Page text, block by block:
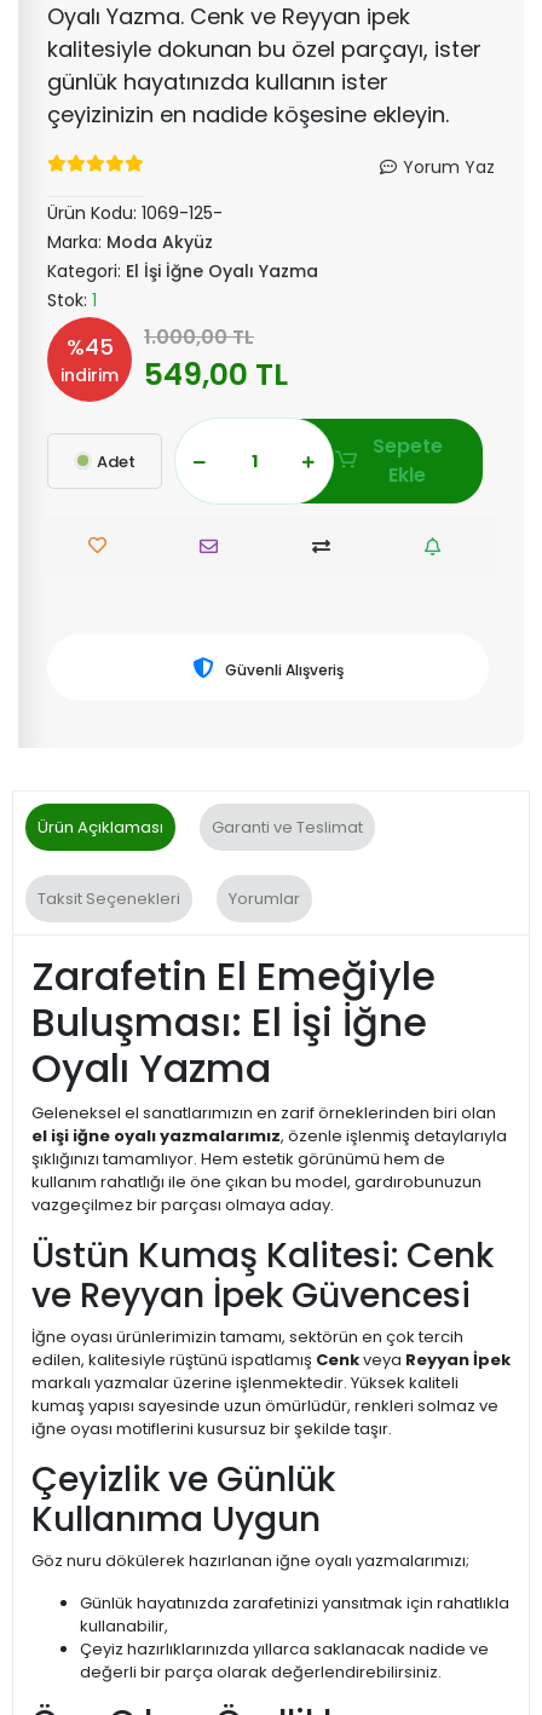
Oyalı Yazma. Cenk ve Reyyan ipek
kalitesiyle dokunan bu özel parçayı, ister
günlük hayatınızda kullanın ister
çeyizinizin en nadide köşesine ekleyin.
Yorum Yaz
Ürün Kodu: 1069-125-
Marka: Moda Akyüz
Kategori: El İşi İğne Oyalı Yazma
Stok: 1
%45
indirim
1.000,00 TL
549,00 TL
Adet
Sepete
Ekle
Güvenli Alışveriş
Ürün Açıklaması Garanti ve Teslimat
Taksit Seçenekleri Yorumlar
Zarafetin El Emeğiyle
Buluşması: El İşi İğne
Oyalı Yazma
Geleneksel el sanatlarımızın en zarif örneklerinden biri olan
el işi iğne oyalı yazmalarımız, özenle işlenmiş detaylarıyla
şıklığınızı tamamlıyor. Hem estetik görünümü hem de
kullanım rahatlığı ile öne çıkan bu model, gardırobunuzun
vazgeçilmez bir parçası olmaya aday.
Üstün Kumaş Kalitesi: Cenk
ve Reyyan İpek Güvencesi
İğne oyası ürünlerimizin tamamı, sektörün en çok tercih
edilen, kalitesiyle rüştünü ispatlamış Cenkveya Reyyan İpek
markalı yazmalar üzerine işlenmektedir. Yüksek kaliteli
kumaş yapısı sayesinde uzun ömürlüdür, renkleri solmaz ve
iğne oyası motiflerini kusursuz bir şekilde taşır.
Çeyizlik ve Günlük
Kullanıma Uygun
Göz nuru dökülerek hazırlanan iğne oyalı yazmalarımızı;
Günlük hayatınızda zarafetinizi yansıtmak için rahatlıkla
kullanabilir,
Çeyiz hazırlıklarınızda yıllarca saklanacak nadide ve
değerli bir parça olarak değerlendirebilirsiniz.